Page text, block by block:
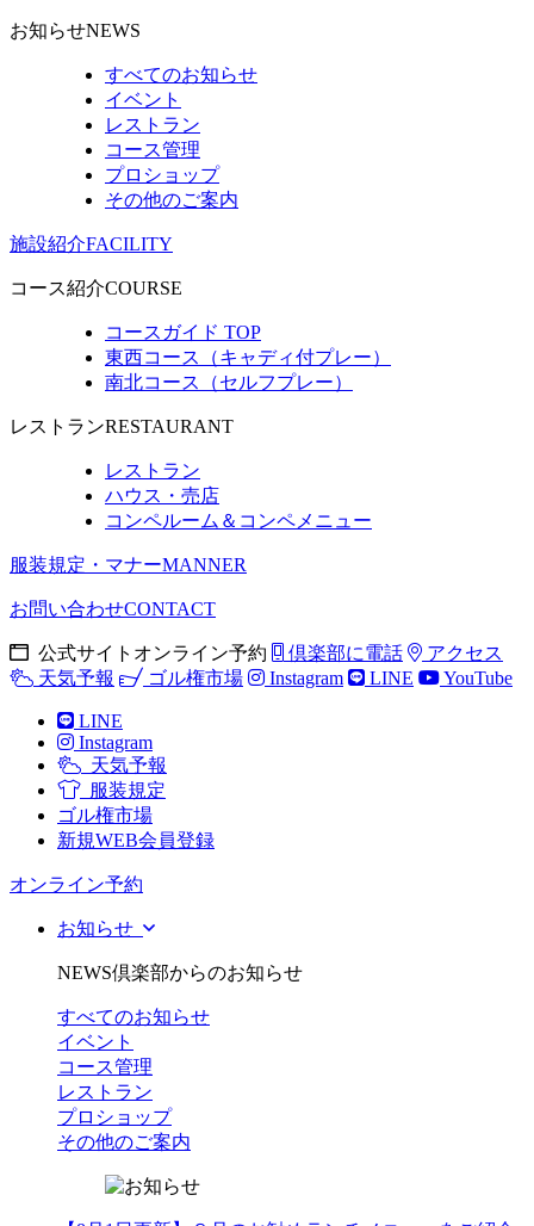
お知らせNEWS
すべてのお知らせ
イベント
レストラン
コース管理
プロショップ
その他のご案内
施設紹介FACILITY
コース紹介COURSE
コースガイド TOP
東西コース（キャディ付プレー）
南北コース（セルフプレー）
レストランRESTAURANT
レストラン
ハウス・売店
コンペルーム＆コンペメニュー
服装規定・マナーMANNER
お問い合わせCONTACT
公式サイトオンライン予約 倶楽部に電話
アクセス
天気予報
ゴル権市場 Instagram LINE YouTube
LINE
Instagram
天気予報
服装規定
ゴル権市場
新規WEB会員登録
オンライン予約
お知らせ
NEWS倶楽部からのお知らせ
すべてのお知らせ
イベント
コース管理
レストラン
プロショップ
その他のご案内